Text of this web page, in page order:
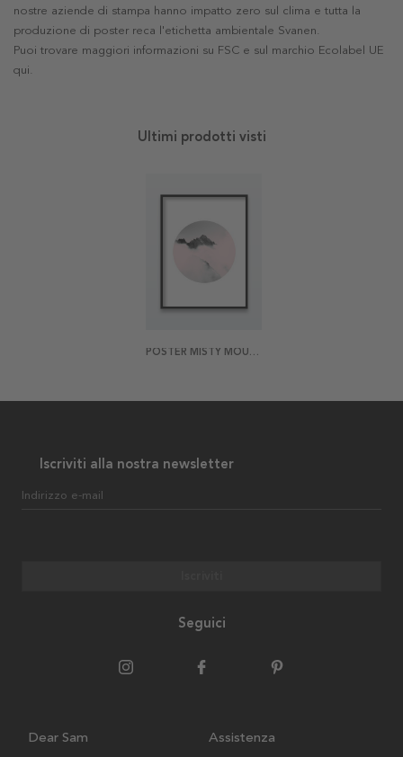
nostre aziende di stampa hanno impatto zero sul clima e tutta la
produzione di poster reca l'etichetta ambientale Svanen.
Puoi trovare maggiori informazioni su FSC e sul marchio Ecolabel UE
qui.
Ultimi prodotti visti
POSTER MISTY MOUNTAIN TOPS
Iscriviti alla nostra newsletter
Indirizzo e-mail
Seguici
Dear Sam Assistenza